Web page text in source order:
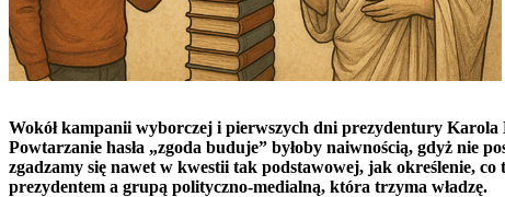
Wokół kampanii wyborczej i pierwszych dni prezydentury
Powtarzanie hasła „zgoda buduje” byłoby naiwnością, gdyż nie
zgadzamy się nawet w kwestii tak podstawowej, jak określenie, co
prezydentem a grupą polityczno-medialną, która trzyma władzę.